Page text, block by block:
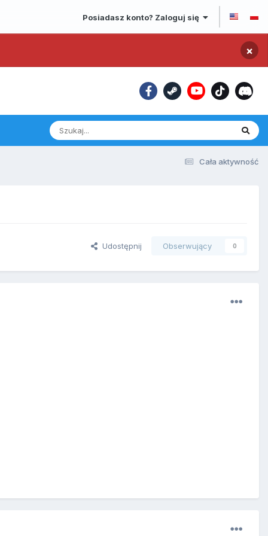
Posiadasz konto? Zaloguj się
×
Cała aktywność
Udostępnij Obserwujący 0